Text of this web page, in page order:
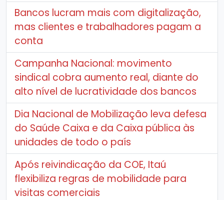
Bancos lucram mais com digitalização,
mas clientes e trabalhadores pagam a
conta
Campanha Nacional: movimento
sindical cobra aumento real, diante do
alto nível de lucratividade dos bancos
Dia Nacional de Mobilização leva defesa
do Saúde Caixa e da Caixa pública às
unidades de todo o país
Após reivindicação da COE, Itaú
flexibiliza regras de mobilidade para
visitas comerciais